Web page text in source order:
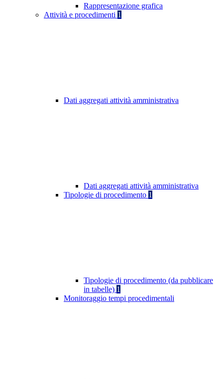
Rappresentazione grafica
Attività e procedimenti 1
Dati aggregati attività amministrativa
Dati aggregati attività amministrativa
Tipologie di procedimento 1
Tipologie di procedimento (da pubblicare
in tabelle) 1
Monitoraggio tempi procedimentali